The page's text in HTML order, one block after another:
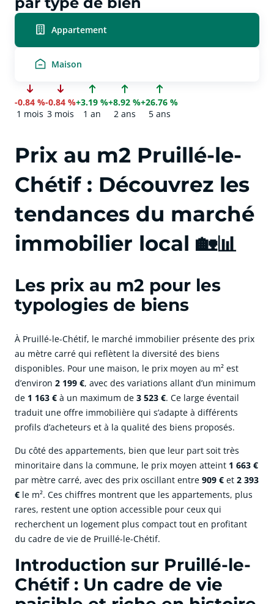
Appartement
Maison
-0.84 %
1 mois
-0.84 %
3 mois
+3.19 %
1 an
+8.92 %
2 ans
+26.76 %
5 ans
Prix au m2 Pruillé-le-
Chétif : Découvrez les
tendances du marché
immobilier local 🏡📊
Les prix au m2 pour les
typologies de biens
À Pruillé-le-Chétif, le marché immobilier présente des prix
au mètre carré qui reflètent la diversité des biens
disponibles. Pour une maison, le prix moyen au m² est
d’environ 2 199 €, avec des variations allant d’un minimum
de 1 163 € à un maximum de 3 523 €. Ce large éventail
traduit une offre immobilière qui s’adapte à différents
profils d’acheteurs et à la qualité des biens proposés.
Du côté des appartements, bien que leur part soit très
minoritaire dans la commune, le prix moyen atteint 1 663 €
par mètre carré, avec des prix oscillant entre 909 € et 2 393
€ le m². Ces chiffres montrent que les appartements, plus
rares, restent une option accessible pour ceux qui
recherchent un logement plus compact tout en profitant
du cadre de vie de Pruillé-le-Chétif.
Introduction sur Pruillé-le-
Chétif : Un cadre de vie